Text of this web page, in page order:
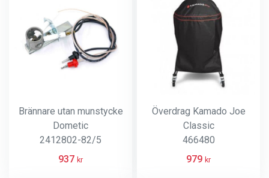
Brännare utan munstycke
Dometic
2412802-82/5
937 kr
Överdrag Kamado Joe
Classic
466480
979 kr